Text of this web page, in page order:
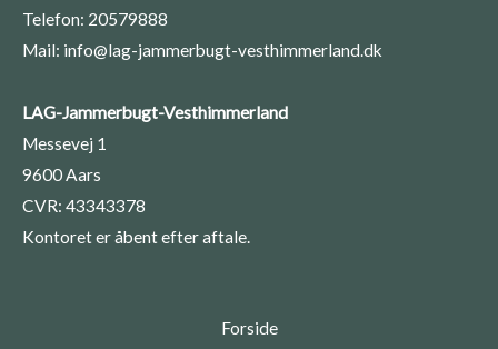
Telefon: 20579888
Mail: info@lag-jammerbugt-vesthimmerland.dk
LAG-Jammerbugt-Vesthimmerland
Messevej 1
9600 Aars
CVR: 43343378
Kontoret er åbent efter aftale.
Forside